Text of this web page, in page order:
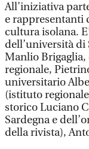
All’iniziativa
e rappresentanti
cultura isolana.
dell’università
Manlio Brigaglia,
regionale,
universitario
(istituto
storico Luciano
Sardegna e
della rivista),